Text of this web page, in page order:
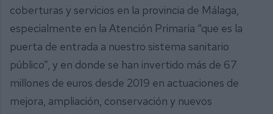
coberturas y servicios en la provincia de Málaga,
especialmente en la Atención Primaria “que es la
puerta de entrada a nuestro sistema sanitario
público”, y en donde se han invertido más de 67
millones de euros desde 2019 en actuaciones de
mejora, ampliación, conservación y nuevos